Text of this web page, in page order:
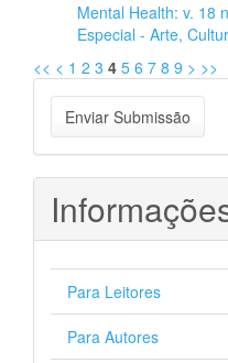
Mental Health: v. 18
Especial - Arte,
<< < 1 2 3 4 5 6 7 8 9 > >>
Enviar
Submissão
Enviar Submissão
Para Leitores
Para Autores